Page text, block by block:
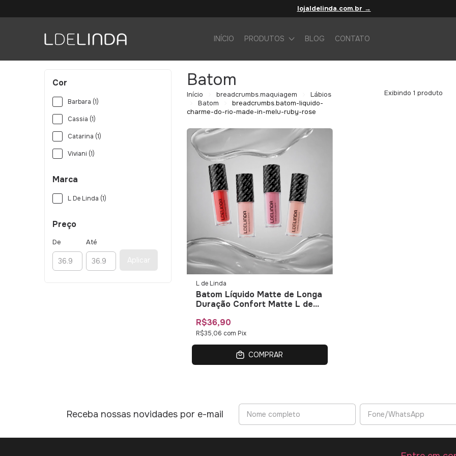
lojaldelinda.com.br →
INÍCIO PRODUTOS BLOG CONTATO
Cor
Barbara (1)
Cassia (1)
Catarina (1)
Viviani (1)
Marca
L De Linda (1)
Preço
De Até
Aplicar
Batom
Início breadcrumbs.maquiagem
Lábios
Batom
breadcrumbs.batom-liquido-
charme-do-rio-made-in-melu-ruby-rose
Exibindo 1 produto
L de Linda
Batom Líquido Matte de Longa
Duração Confort Matte L de
R$36,90
R$35,06 com Pix
COMPRAR
Receba nossas novidades por e-mail